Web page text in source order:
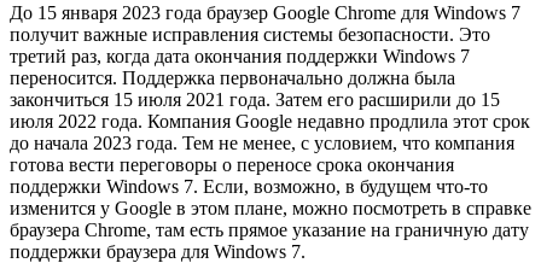
До 15 января 2023 года браузер Google Chrome для Windows 7
получит важные исправления системы безопасности. Это
третий раз, когда дата окончания поддержки Windows 7
переносится. Поддержка первоначально должна была
закончиться 15 июля 2021 года. Затем его расширили до 15
июля 2022 года. Компания Google недавно продлила этот срок
до начала 2023 года. Тем не менее, с условием, что компания
готова вести переговоры о переносе срока окончания
поддержки Windows 7. Если, возможно, в будущем что-то
изменится у Google в этом плане, можно посмотреть в справке
браузера Chrome, там есть прямое указание на граничную дату
поддержки браузера для Windows 7.